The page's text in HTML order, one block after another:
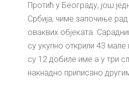
Протић у Београду, још
Србија, чиме започиње
оваквих објеката.
су укупно открили 43 мале
су 12 добиле име а у три
накнадно приписано